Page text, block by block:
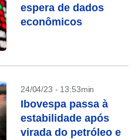
espera de dados
econômicos
24/04/23 - 13:53min
Ibovespa passa à
estabilidade após
virada do petróleo e